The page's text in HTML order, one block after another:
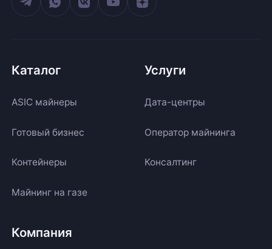
Каталог
ASIC майнеры
Готовый бизнес
Контейнеры
Майнинг на газе
Услуги
Дата-центры
Оператор майнинга
Консалтинг
Компания